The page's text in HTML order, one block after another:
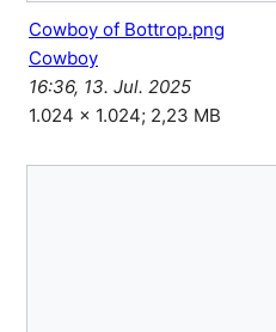
Cowboy of Bottrop.png
Cowboy
16:36, 13. Jul. 2025
1.024 × 1.024; 2,23 MB